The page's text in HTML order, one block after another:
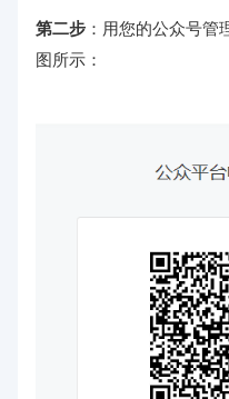
第二步 ：用您的公众号管
图所示：